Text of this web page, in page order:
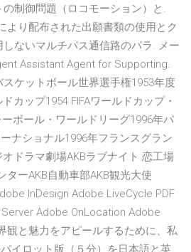
制御問題（ロコモーション）と.
より配布された出願書類の使用とク
ないマルチパス通信路のパラ. メー
Assistant Agent for Supporting.
ケットボール世界選手権1953年度
カップ1954 FIFAワールドカップ・
ボール・ワールドリーグ1996年パ
ナショナル1996年フランスグラン
ドラマ劇場AKBラブナイト 恋工場
ターAKB自動車部AKB観光大使
InDesign Adobe LiveCycle PDF
Adobe OnLocation Adobe
観と魅力をアピールするために、私